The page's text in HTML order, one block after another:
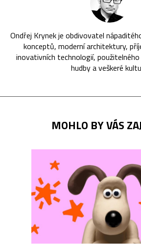
Ondřej Krynek je obdivovatel
konceptů, moderní architektury,
inovativních technologií,
hudby a veškeré
MOHLO BY VÁS